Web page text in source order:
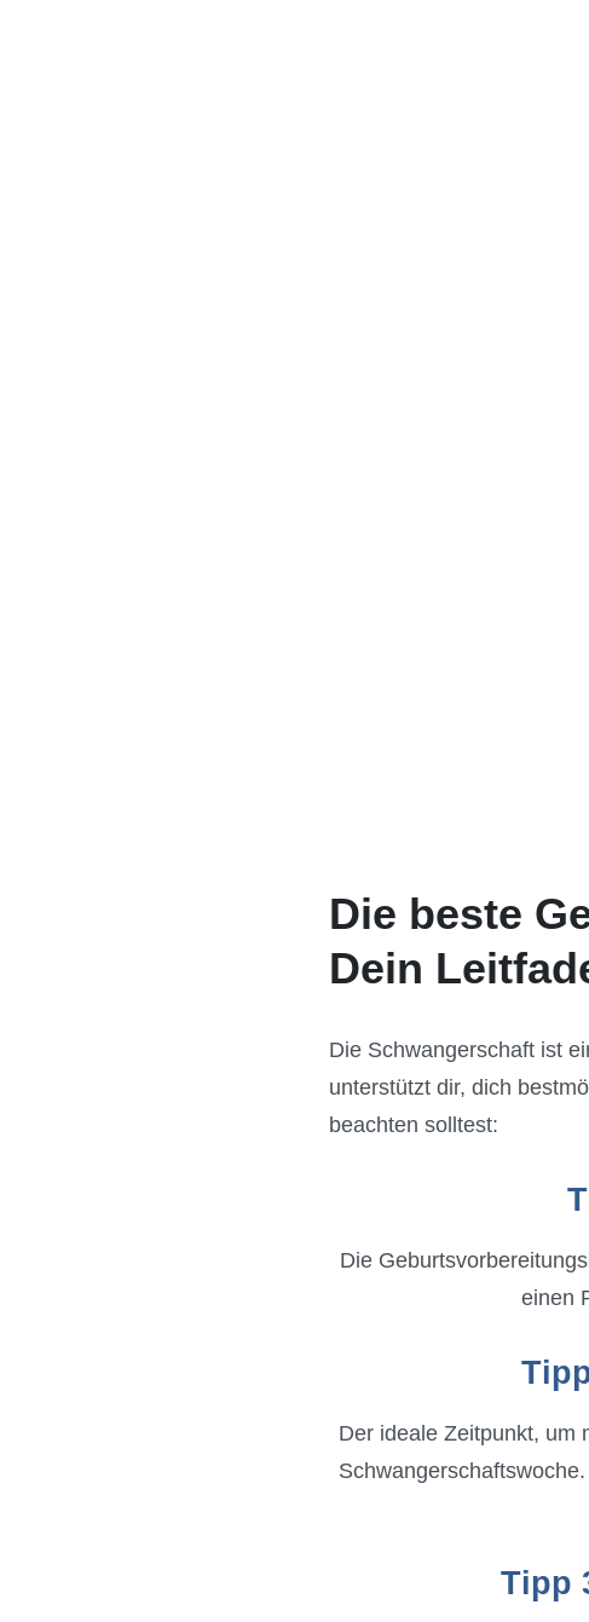
Die beste
Dein
Die Schwangerschaft ist
unterstützt dir, dich
beachten solltest:
Die
einen
Der ideale Zeitpunkt, um
Tipp